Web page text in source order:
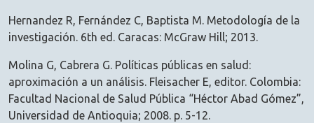
Hernandez R, Fernández C, Baptista M. Metodología de la
investigación. 6th ed. Caracas: McGraw Hill; 2013.
Molina G, Cabrera G. Políticas públicas en salud:
aproximación a un análisis. Fleisacher E, editor. Colombia:
Facultad Nacional de Salud Pública “Héctor Abad Gómez”,
Universidad de Antioquia; 2008. p. 5-12.